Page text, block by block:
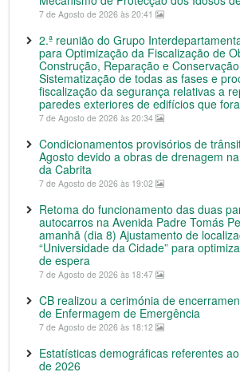
7 de Agosto de 2026 às 20:41
2.ª reunião do Grupo
para Optimização da Fiscalização de
Construção, Reparação e
Sistematização de todas as fases e
fiscalização da segurança relativas a
paredes exteriores de edifícios que
7 de Agosto de 2026 às 20:34
Condicionamentos provisórios de
Agosto devido a obras de drenagem
da Cabrita
7 de Agosto de 2026 às 19:02
Retoma do funcionamento das duas
autocarros na Avenida Padre Tomás
amanhã (dia 8) Ajustamento de
“Universidade da Cidade” para
de espera
7 de Agosto de 2026 às 18:47
CB realizou a cerimónia de
de Enfermagem de Emergência
7 de Agosto de 2026 às 18:12
Estatísticas demográficas referentes
de 2026